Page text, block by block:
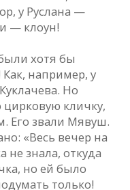
у Руслана —
— клоун!
хотя бы
например, у
Но
кличку,
Его звали Мявуш.
«Весь вечер на
знала, откуда
но ей было
только!